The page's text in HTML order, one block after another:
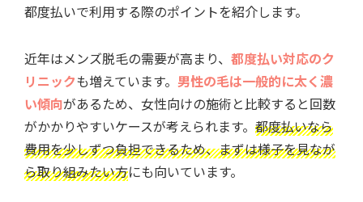
都度払いで利用する際のポイントを紹介します。
近年はメンズ脱毛の需要が高まり、 都度払い対応のク
リニックも増えています。 男性の毛は一般的に太く濃
い傾向があるため、女性向けの施術と比較すると回数
がかかりやすいケースが考えられます。 都度払いなら
費用を少しずつ負担できるため、まずは様子を見なが
ら取り組みたい方にも向いています。